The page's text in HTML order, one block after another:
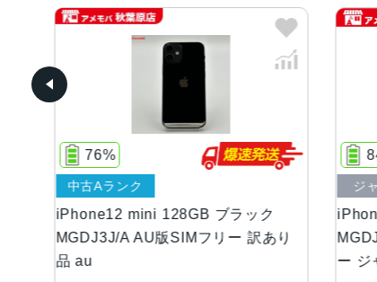
iPhone12 mini 128GB ブラック
MGDJ3J/A 楽天モバイル版SIMフリ
ジャンク品